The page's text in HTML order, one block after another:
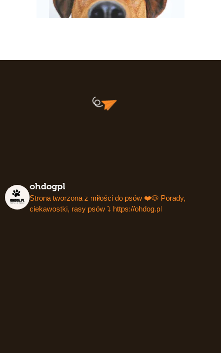
ohdogpl
Strona tworzona z miłości do psów ❤️🐶 Porady,
ciekawostki, rasy psów ⤵️ https://ohdog.pl